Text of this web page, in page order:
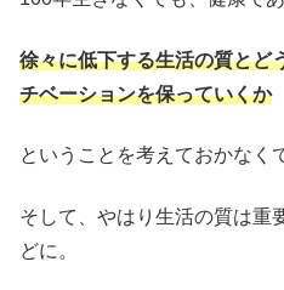
徐々に低下する生活の質とど
チベーションを保っていくか
ということを考えておかなく
そして、やはり生活の質は重
どに。